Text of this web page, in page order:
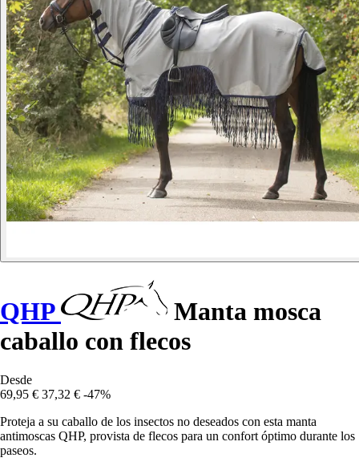
QHP
Manta mosca
caballo con flecos
Desde
69,95 € 37,32 € -47%
Proteja a su caballo de los insectos no deseados con esta manta
antimoscas QHP, provista de flecos para un confort óptimo durante los
paseos.